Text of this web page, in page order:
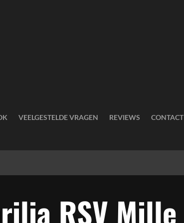
VEELGESTELDE VRAGEN REVIEWS CONTACT
RSV Mille